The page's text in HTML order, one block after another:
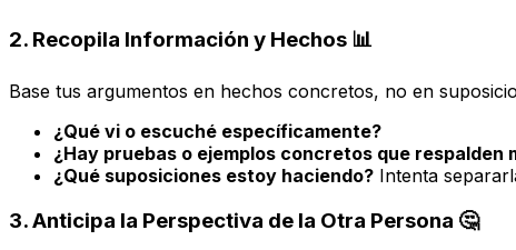
2. Recopila Información y Hechos 📊
Base tus argumentos en hechos concretos, no en
¿Qué vi o escuché específicamente?
¿Hay pruebas o ejemplos concretos que respalden
¿Qué suposiciones estoy haciendo? Intenta
3. Anticipa la Perspectiva de la Otra Persona 🤔